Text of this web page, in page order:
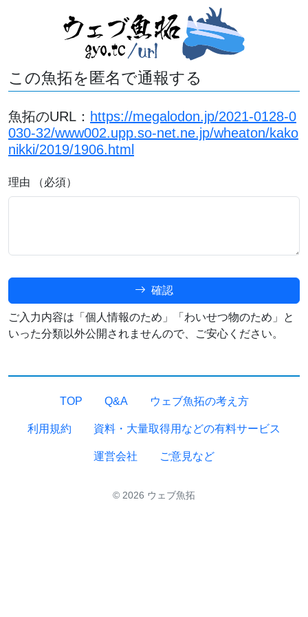
この魚拓を匿名で通報する
魚拓のURL： https://megalodon.jp/2021-0128-0
030-32/www002.upp.so-net.ne.jp/wheaton/kako
nikki/2019/1906.html
理由 （必須）
確認
ご入力内容は「個人情報のため」「わいせつ物のため」と
いった分類以外公開されませんので、ご安心ください。
TOP Q&A ウェブ魚拓の考え方
利用規約 資料・大量取得用などの有料サービス
運営会社 ご意見など
© 2026 ウェブ魚拓